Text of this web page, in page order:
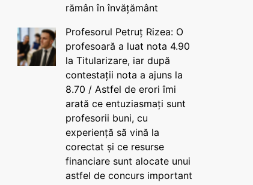
rămân în învățământ
Profesorul Petruț Rizea: O
profesoară a luat nota 4.90
la Titularizare, iar după
contestații nota a ajuns la
8.70 / Astfel de erori îmi
arată ce entuziasmați sunt
profesorii buni, cu
experiență să vină la
corectat și ce resurse
financiare sunt alocate unui
astfel de concurs important